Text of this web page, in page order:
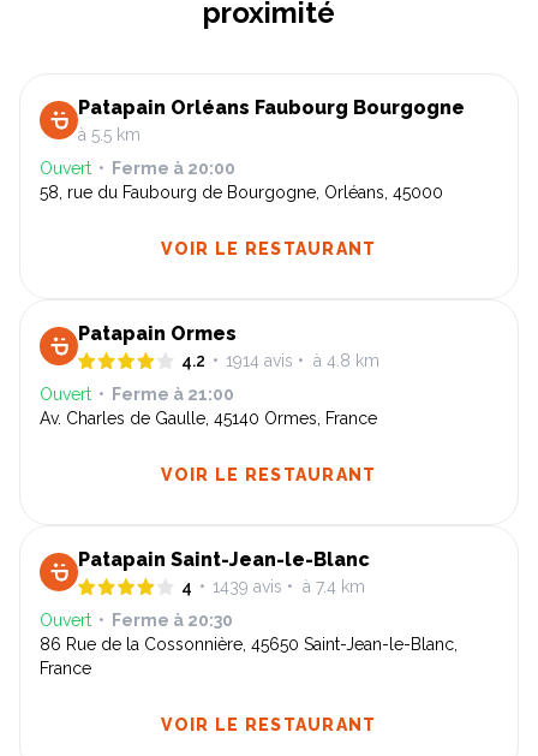
proximité
Patapain Orléans Faubourg Bourgogne
à 5.5 km
Ouvert • Ferme à 20:00
58, rue du Faubourg de Bourgogne, Orléans, 45000
VOIR LE RESTAURANT
Patapain Ormes
4.2 • 1914 avis • à 4.8 km
Ouvert • Ferme à 21:00
Av. Charles de Gaulle, 45140 Ormes, France
VOIR LE RESTAURANT
Patapain Saint-Jean-le-Blanc
4 • 1439 avis • à 7.4 km
Ouvert • Ferme à 20:30
86 Rue de la Cossonnière, 45650 Saint-Jean-le-Blanc,
France
VOIR LE RESTAURANT